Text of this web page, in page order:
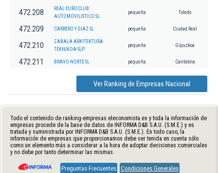
472.208
REAL EUROCLUB
AUTOMOVILISTICO SL.
pequeña Toledo
472.209 CARRERO Y DIAZ SL pequeña Ciudad Real
472.210
ZABALA ARKITEKTURA
TEKNIKOA SLP.
pequeña Gipuzkoa
472.211 BRAVO NORTE SL pequeña Cantabria
Ver Ranking de Empresas Nacional
Todo el contenido de ranking-empresas.eleconomista.es y toda la información de
empresas procede de la base de datos de INFORMA D&B S.A.U. (S.M.E.) y es
tratada y suministrada por INFORMA D&B S.A.U. (S.M.E.). En todo caso, la
información de empresas que proporcionamos debe ser tenida en cuenta sólo
como un elemento más a considerar a la hora de adoptar decisiones comerciales
y no debe por tanto determinar las mismas.
Preguntas Frecuentes Condiciones Generales